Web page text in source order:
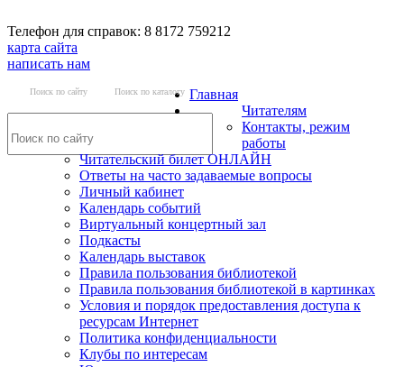
Телефон для справок: 8 8172 759212
карта сайта
написать нам
Поиск по сайту Поиск по каталогу Главная
Читателям
Контакты, режим
работы
Читательский билет ОНЛАЙН
Ответы на часто задаваемые вопросы
Личный кабинет
Календарь событий
Виртуальный концертный зал
Подкасты
Календарь выставок
Правила пользования библиотекой
Правила пользования библиотекой в картинках
Условия и порядок предоставления доступа к
ресурсам Интернет
Политика конфиденциальности
Клубы по интересам